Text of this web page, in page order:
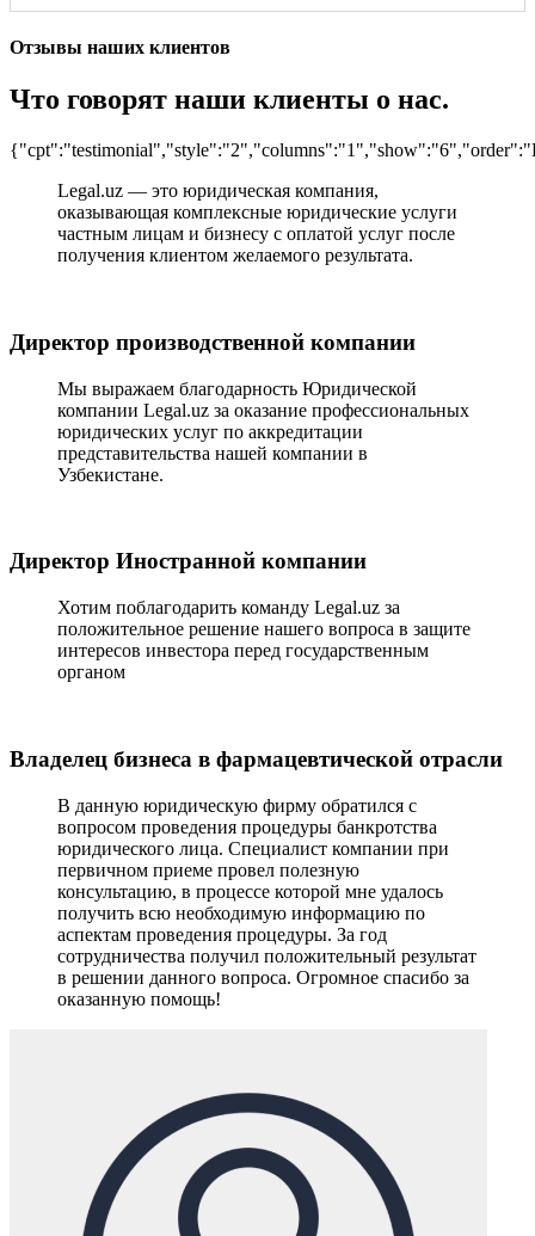
Отзывы наших клиентов
Что говорят наши клиенты о нас.
Legal.uz — это юридическая компания,
оказывающая комплексные юридические услуги
частным лицам и бизнесу с оплатой услуг после
получения клиентом желаемого результата.
Директор производственной компании
Мы выражаем благодарность Юридической
компании Legal.uz за оказание профессиональных
юридических услуг по аккредитации
представительства нашей компании в
Узбекистане.
Директор Иностранной компании
Хотим поблагодарить команду Legal.uz за
положительное решение нашего вопроса в защите
интересов инвестора перед государственным
органом
Владелец бизнеса в фармацевтической отрасли
В данную юридическую фирму обратился с
вопросом проведения процедуры банкротства
юридического лица. Специалист компании при
первичном приеме провел полезную
консультацию, в процессе которой мне удалось
получить всю необходимую информацию по
аспектам проведения процедуры. За год
сотрудничества получил положительный результат
в решении данного вопроса. Огромное спасибо за
оказанную помощь!